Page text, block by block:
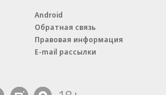
Android
Обратная связь
Правовая информация
E-mail рассылки